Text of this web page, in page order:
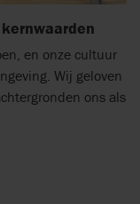
en onze cultuur
Wij geloven
ons als